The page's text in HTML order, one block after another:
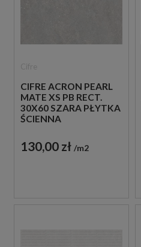
CIFRE ACRON PEARL
MATE XS PB RECT.
30X60 SZARA PŁYTKA
ŚCIENNA
130,00 zł m2